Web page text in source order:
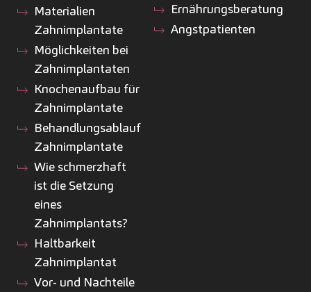
Materialien
Zahnimplantate
Möglichkeiten bei
Zahnimplantaten
Knochenaufbau für
Zahnimplantate
Behandlungsablauf
Zahnimplantate
Wie schmerzhaft
ist die Setzung
eines
Zahnimplantats?
Haltbarkeit
Zahnimplantat
Vor- und Nachteile
Ernährungsberatung
Angstpatienten